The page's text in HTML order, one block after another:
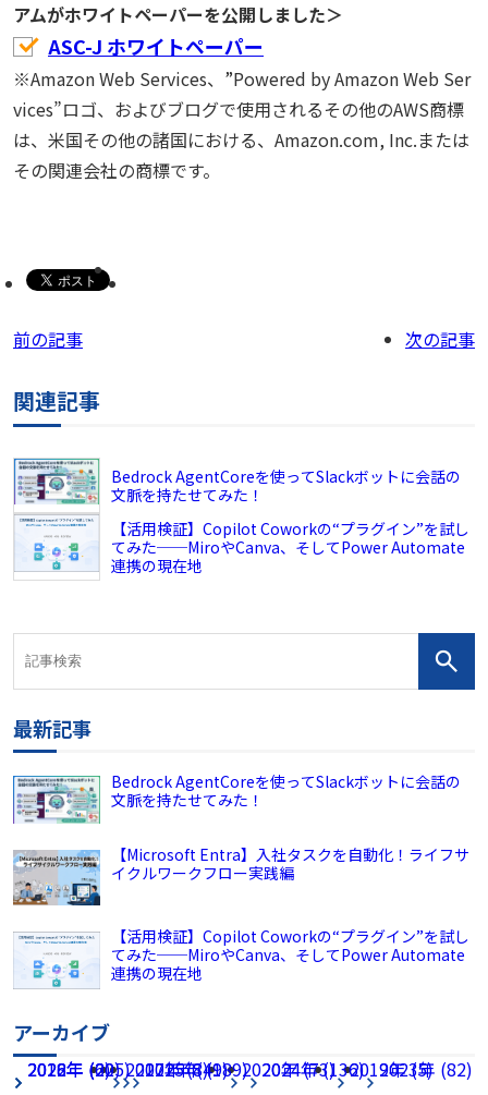
アムがホワイトペーパーを公開しました＞
ASC-J ホワイトペーパー
※Amazon Web Services、”Powered by Amazon Web Ser
vices”ロゴ、およびブログで使用されるその他のAWS商標
は、米国その他の諸国における、Amazon.com, Inc.または
その関連会社の商標です。
前の記事 次の記事
関連記事
Bedrock AgentCoreを使ってSlackボットに会話の
文脈を持たせてみた！
【活用検証】Copilot Coworkの“プラグイン”を試し
てみた──MiroやCanva、そしてPower Automate
連携の現在地
最新記事
Bedrock AgentCoreを使ってSlackボットに会話の
文脈を持たせてみた！
【Microsoft Entra】入社タスクを自動化！ライフサ
イクルワークフロー実践編
【活用検証】Copilot Coworkの“プラグイン”を試し
てみた──MiroやCanva、そしてPower Automate
連携の現在地
アーカイブ
2026年 (225) 2025年 (189) 2024年 (136) 2023年 (82)
2022年 (60) 2021年 (49) 2020年 (73) 2019年 (5)
2018年 (2) 2017年 (8)